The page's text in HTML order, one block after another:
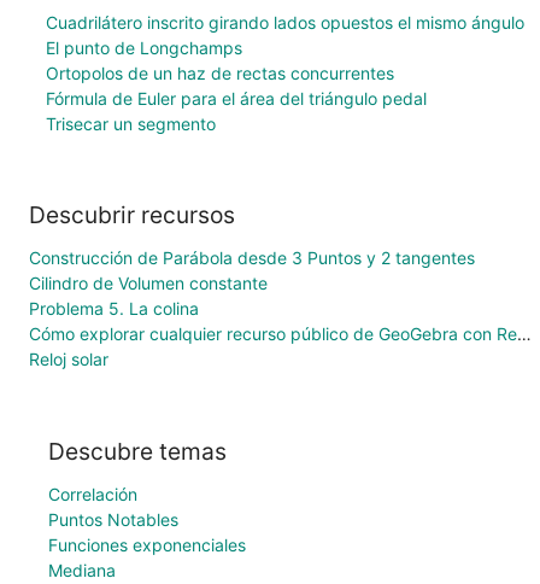
Cuadrilátero inscrito girando lados opuestos el mismo ángulo
El punto de Longchamps
Ortopolos de un haz de rectas concurrentes
Fórmula de Euler para el área del triángulo pedal
Trisecar un segmento
Descubrir recursos
Construcción de Parábola desde 3 Puntos y 2 tangentes
Cilindro de Volumen constante
Problema 5. La colina
Cómo explorar cualquier recurso público de GeoGebra con Realidad Aumentada
Reloj solar
Descubre temas
Correlación
Puntos Notables
Funciones exponenciales
Mediana